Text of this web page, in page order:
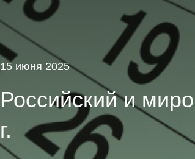
15 июня 2025
Российский и
г.